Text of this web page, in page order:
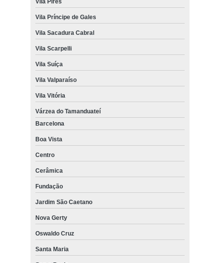
Vila Príncipe de Gales
Vila Sacadura Cabral
Vila Scarpelli
Vila Suíça
Vila Valparaíso
Vila Vitória
Várzea do Tamanduateí
Barcelona
Boa Vista
Centro
Cerâmica
Fundação
Jardim São Caetano
Nova Gerty
Oswaldo Cruz
Santa Maria